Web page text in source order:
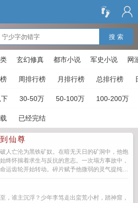
搜 索
玄幻修真 都市小说 军史小说 网
周排行榜 月排行榜 总排行榜
30-50万 50-100万 100-200万
已经完结
仙尊
人亡沦为黑铁矿奴。在暗无天日的矿洞中，他饱
终怀揣着求生与反抗的意志。一次塌方事故中，
运齿轮开始转动。碎片赋予他微弱的灵气提纯能
，谁主沉浮？少年李笃走出蛮荒小村，踏神窟，